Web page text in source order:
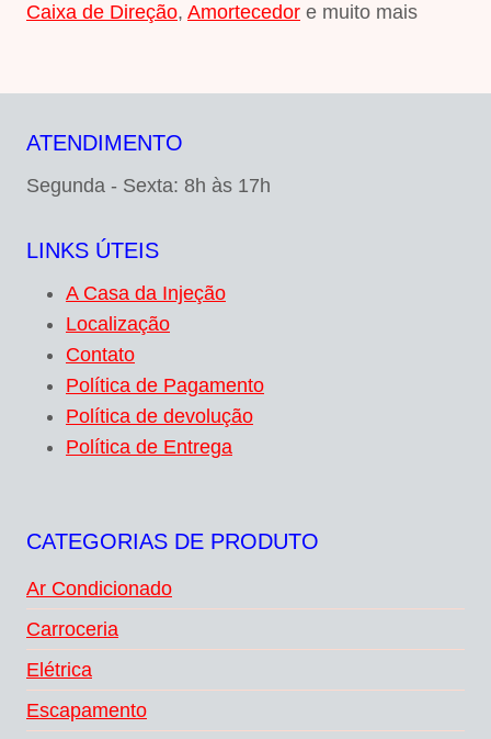
Caixa de Direção, Amortecedor e muito mais
ATENDIMENTO
Segunda - Sexta: 8h às 17h
LINKS ÚTEIS
A Casa da Injeção
Localização
Contato
Política de Pagamento
Política de devolução
Política de Entrega
CATEGORIAS DE PRODUTO
Ar Condicionado
Carroceria
Elétrica
Escapamento